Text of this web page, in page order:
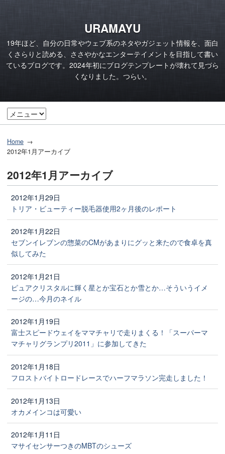
URAMAYU
19年ほど、自分の日常やウェブ系のネタやガジェット情報を、面白
くさらりと読める、ささやかなエンターテイメントを目指して書い
ているブログです。2024年初にブログテンプレートが壊れて見づら
くなりました。つらい。
Home
2012年1月アーカイブ
2012年1月アーカイブ
2012年1月29日
トリア・ビューティー脱毛器使用2ヶ月後のレポート
2012年1月22日
セブンイレブンの惣菜のCMがあまりにグッと来たので食卓を真
似してみた
2012年1月21日
ピュアクリスタルに輝く星とか宝石とか雪とか…そういうイメ
ージの…今月のネイル
2012年1月19日
富士スピードウェイをママチャリで走りまくる！「スーパーマ
マチャリグランプリ2011」に参加してきた
2012年1月18日
フロストバイトロードレースでハーフマラソン完走しました！
2012年1月13日
オカメインコは可愛い
2012年1月11日
マサイセンサーつきのMBTのシューズ